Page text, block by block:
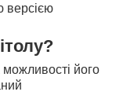
версією
можливості його